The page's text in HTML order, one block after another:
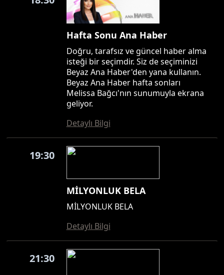
Hafta Sonu Ana Haber
Doğru, tarafsız ve güncel haber alma
isteği bir seçimdir. Siz de seçiminizi
Beyaz Ana Haber'den yana kullanın.
Beyaz Ana Haber hafta sonları
Melissa Bağcı'nın sunumuyla ekrana
geliyor.
Detaylı Bilgi
19:30
MİLYONLUK BELA
MİLYONLUK BELA
Detaylı Bilgi
21:30